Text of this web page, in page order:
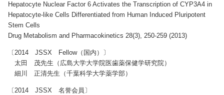
Hepatocyte Nuclear Factor 6 Activates the Transcription of CYP3A4 in
Hepatocyte-like Cells Differentiated from Human Induced Pluripotent
Stem Cells
Drug Metabolism and Pharmacokinetics 28(3), 250-259 (2013)
〔2014 JSSX Fellow（国内）〕
太田 茂先生（広島大学大学院医歯薬保健学研究院）
細川 正清先生（千葉科学大学薬学部）
〔2014 JSSX 名誉会員〕